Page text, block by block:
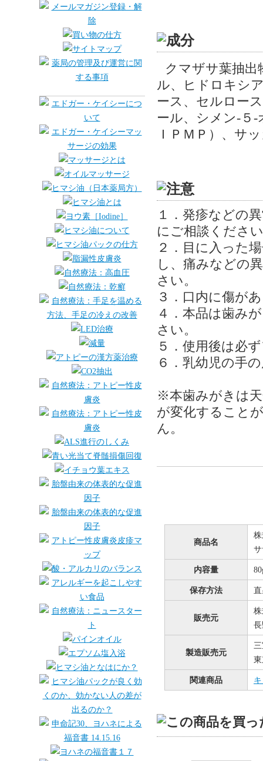
クマザサ葉抽出
ル、ヒドロキシ
ース、セルロー
ール、シメン-５
ＩＰＭＰ）、サ
１．発疹などの
にご相談くださ
２．目に入った
し、痛みなどの
さい。
３．口内に傷が
４．本品は歯み
さい。
５．使用後は必
６．乳幼児の手
※本歯みがきは
が変化すること
ん。
商品名
内容量
保存方法
販売元
製造販売元
関連商品